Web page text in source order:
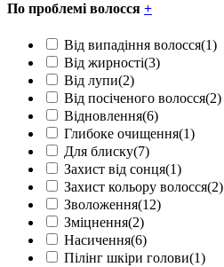
По проблемі волосся +
Від випадіння волосся(1)
Від жирності(3)
Від лупи(2)
Від посіченого волосся(2)
Відновлення(6)
Глибоке очищення(1)
Для блиску(7)
Захист від сонця(1)
Захист кольору волосся(2)
Зволоження(12)
Зміцнення(2)
Насичення(6)
Пілінг шкіри голови(1)